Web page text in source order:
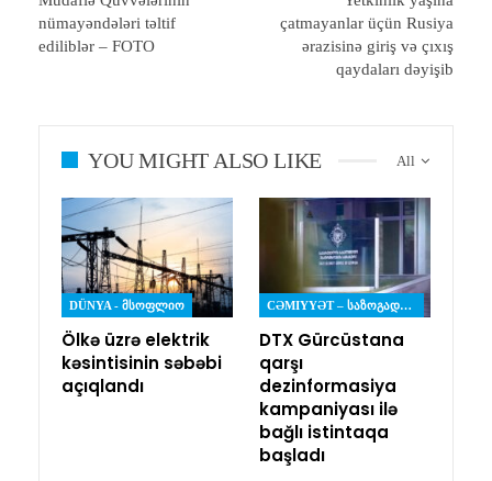
nümayəndələri təltif
ediliblər – FOTO
çatmayanlar üçün Rusiya
ərazisinə giriş və çıxış
qaydaları dəyişib
All
YOU MIGHT ALSO LIKE
DÜNYA - ᲛᲡᲝᲤᲚᲘᲝ
Ölkə üzrə elektrik
kəsintisinin səbəbi
açıqlandı
CƏMIYYƏT – ᲡᲐᲖᲝᲒᲐᲓᲝᲔᲑᲐ
DTX Gürcüstana
qarşı
dezinformasiya
kampaniyası ilə
bağlı istintaqa
başladı